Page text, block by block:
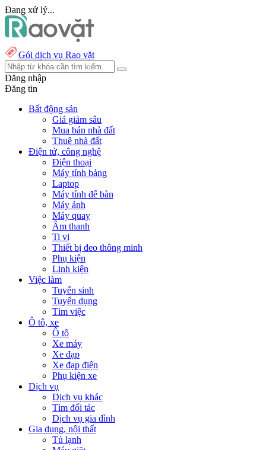
Đang xử lý...
Gói dịch vụ Rao vặt
Đăng nhập
Đăng tin
Bất động sản
Giá giảm sâu
Mua bán nhà đất
Thuê nhà đất
Điện tử, công nghệ
Điện thoại
Máy tính bảng
Laptop
Máy tính để bàn
Máy ảnh
Máy quay
Âm thanh
Ti vi
Thiết bị đeo thông minh
Phụ kiện
Linh kiện
Việc làm
Tuyển sinh
Tuyển dụng
Tìm việc
Ô tô, xe
Ô tô
Xe máy
Xe đạp
Xe đạp điện
Phụ kiện xe
Dịch vụ
Dịch vụ khác
Tìm đối tác
Dịch vụ gia đình
Gia dụng, nội thất
Tủ lạnh